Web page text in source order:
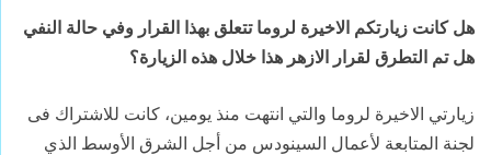
هل كانت زيارتكم الاخيرة لروما تتعلق بهذا القرار وفي حالة النفي
هل تم التطرق لقرار الازهر هذا خلال هذه الزيارة؟
زيارتي الاخيرة لروما والتي انتهت منذ يومين، كانت للاشتراك فى
لجنة المتابعة لأعمال السينودس من أجل الشرق الأوسط الذي